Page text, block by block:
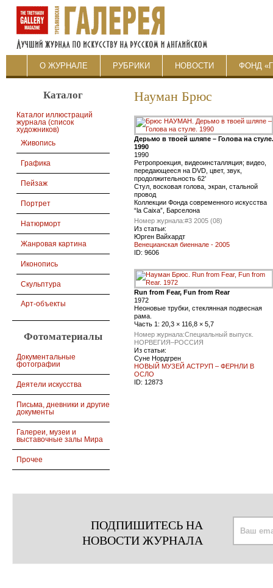
О ЖУРНАЛЕ РУБРИКИ НОВОСТИ ФОНД
Каталог
Каталог иллюстраций
журнала (список
художников)
Живопись
Графика
Пейзаж
Портрет
Натюрморт
Жанровая картина
Иконопись
Скульптура
Арт-объекты
Фотоматериалы
Документальные
фотографии
Деятели искусства
Письма, дневники и другие
документы
Галереи, музеи и
выставочные залы Мира
Прочее
Науман Брюс
Дерьмо в твоей шляпе – Голова на стуле.
1990
1990
Ретропроекция, видеоинсталляция; видео,
передающееся на DVD, цвет, звук,
продолжительность 62’
Стул, восковая голова, экран, стальной
провод
Коллекции Фонда современного искусства
“la Caixa”, Барселона
Номер журнала:#3 2005 (08)
Из статьи:
Юрген Вайхардт
Венецианская биеннале - 2005
ID: 9606
Run from Fear, Fun from Rear
1972
Неоновые трубки, стеклянная подвесная
рама.
Часть 1: 20,3 × 116,8 × 5,7
Номер журнала:Специальный выпуск.
НОРВЕГИЯ–РОССИЯ
Из статьи:
Суне Нордгрен
НОВЫЙ МУЗЕЙ АСТРУП – ФЕРНЛИ В
ОСЛО
ID: 12873
ПОДПИШИТЕСЬ НА
НОВОСТИ ЖУРНАЛА